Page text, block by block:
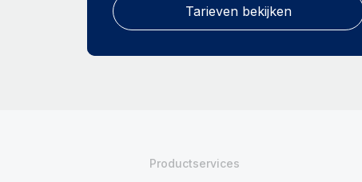
Tarieven bekijken
Productservices